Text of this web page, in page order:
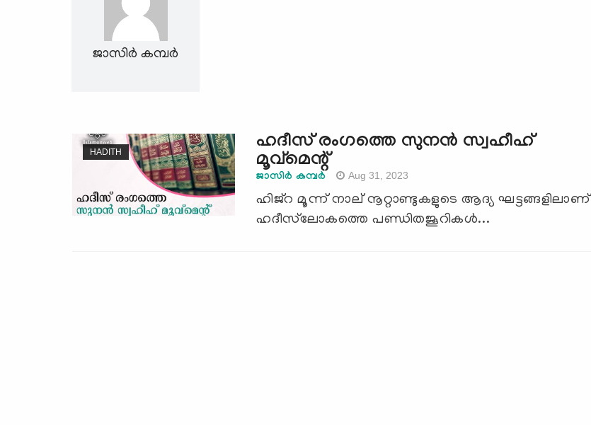
ജാസിര്‍ കമ്പര്‍
HADITH
ഹദീസ് രംഗത്തെ സുനന്‍ സ്വഹീഹ്‌
മൂവ്‌മെന്റ്
ജാസിര്‍ കമ്പര്‍ Aug 31, 2023
ഹിജ്‌റ മൂന്ന്‌ നാല്‌ നൂറ്റാണ്ടുകളുടെ ആദ്യ ഘട്ടങ്ങളിലാണ്‌
ഹദീസ്‌ലോകത്തെ പണ്ഡിതജൂറികള്‍...